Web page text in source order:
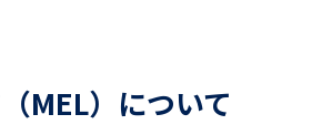
MEL）について